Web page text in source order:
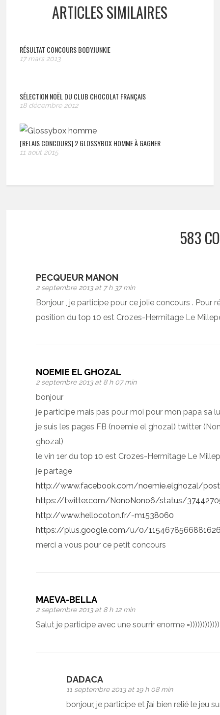
ARTICLES SIMILAIRES
RÉSULTAT CONCOURS BODYJUNKIE
17 mars 2013
SÉLECTION NOËL DU CLUB CHOCOLAT FRANÇAIS
18 décembre 2012
[RELAIS CONCOURS] 2 GLOSSYBOX HOMME À GAGNER
11 août 2015
583
PECQUEUR MANON
2 septembre 2013 at 7 h 37 min
Bonjour , je participe pour ce jolie concours . Pour
position du top 10 est Crozes-Hermitage Le
NOEMIE EL GHOZAL
2 septembre 2013 at 8 h 07 min
bonjour
je participe mais pas pour moi pour mon papa sa
je suis les pages FB (noemie el ghozal) twitter
ghozal)
le vin 1er du top 10 est Crozes-Hermitage Le
je partage
http://www.facebook.com/noemie.elghozal/
https://twitter.com/NonoNono6/status/
http://www.hellocoton.fr/-m1538060
https://plus.google.com/u/0/
merci a vous pour ce petit concours
MAEVA-BELLA
2 septembre 2013 at 8 h 12 min
Salut je participe avec une sourrir enorme
DADACA
11 septembre 2013 at 19 h 08 min
bonjour, je participe et j’ai bien relié le jeu